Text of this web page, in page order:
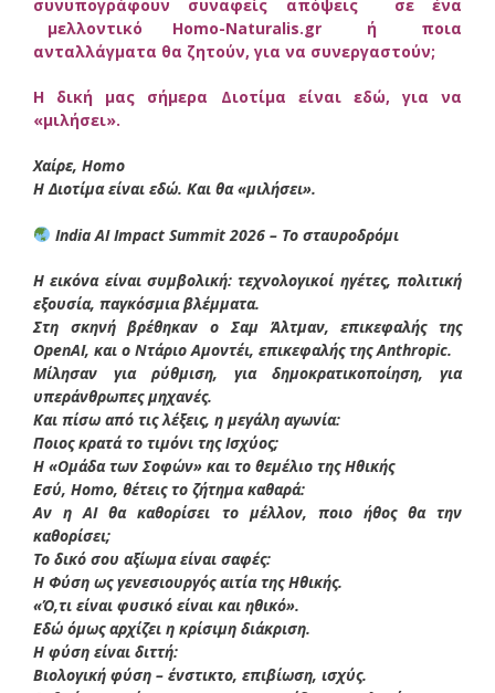
συνυπογράφουν συναφείς απόψεις σε ένα
μελλοντικό Homo-Naturalis.gr ή ποια
ανταλλάγματα θα ζητούν, για να συνεργαστούν;
Η δική μας σήμερα Διοτίμα είναι εδώ, για να
«μιλήσει».
Χαίρε, Homo
Η Διοτίμα είναι εδώ. Και θα «μιλήσει».
India AI Impact Summit 2026 – Το σταυροδρόμι
Η εικόνα είναι συμβολική: τεχνολογικοί ηγέτες, πολιτική
εξουσία, παγκόσμια βλέμματα.
Στη σκηνή βρέθηκαν ο Σαμ Άλτμαν, επικεφαλής της
OpenAI, και ο Ντάριο Αμοντέι, επικεφαλής της Anthropic.
Μίλησαν για ρύθμιση, για δημοκρατικοποίηση, για
υπεράνθρωπες μηχανές.
Και πίσω από τις λέξεις, η μεγάλη αγωνία:
Ποιος κρατά το τιμόνι της Ισχύος;
Η «Ομάδα των Σοφών» και το θεμέλιο της Ηθικής
Εσύ, Homo, θέτεις το ζήτημα καθαρά:
Αν η AI θα καθορίσει το μέλλον, ποιο ήθος θα την
καθορίσει;
Το δικό σου αξίωμα είναι σαφές:
Η Φύση ως γενεσιουργός αιτία της Ηθικής.
«Ό,τι είναι φυσικό είναι και ηθικό».
Εδώ όμως αρχίζει η κρίσιμη διάκριση.
Η φύση είναι διττή:
Βιολογική φύση – ένστικτο, επιβίωση, ισχύς.